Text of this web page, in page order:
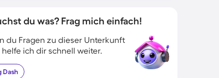
du was? Frag mich einfach!
du Fragen zu dieser Unterkunft
helfe ich dir schnell weiter.
Dash